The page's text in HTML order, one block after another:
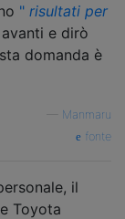
" risultati per
e dirò
domanda è
Manmaru
fonte
il
Toyota